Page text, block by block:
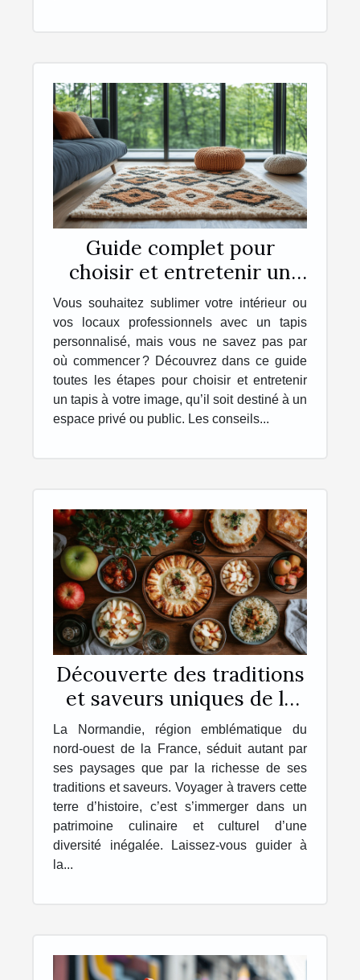
Guide complet pour
choisir et entretenir un
tapis personnalisé
Vous souhaitez sublimer votre intérieur ou
vos locaux professionnels avec un tapis
personnalisé, mais vous ne savez pas par
où commencer ? Découvrez dans ce guide
toutes les étapes pour choisir et entretenir
un tapis à votre image, qu’il soit destiné à un
espace privé ou public. Les conseils...
Découverte des traditions
et saveurs uniques de la
Normandie
La Normandie, région emblématique du
nord-ouest de la France, séduit autant par
ses paysages que par la richesse de ses
traditions et saveurs. Voyager à travers cette
terre d’histoire, c’est s’immerger dans un
patrimoine culinaire et culturel d’une
diversité inégalée. Laissez-vous guider à
la...